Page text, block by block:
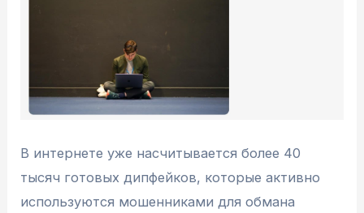
В интернете уже насчитывается более 40
тысяч готовых дипфейков, которые активно
используются мошенниками для обмана